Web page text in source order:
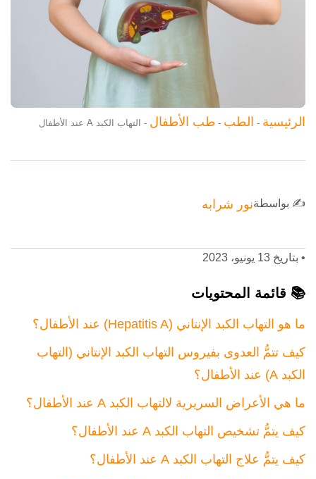
الرئيسية - الطب - طب الأطفال - التهاب الكبد A عند الأطفال
✍️ بواسطةنور شرابه
• بتاريخ 13 يونيو، 2023
📚 قائمة المحتويات
ما هو التهاب الكبد الإنتاني (Hepatitis A) عند الأطفال؟
كيف تتمُّ العدوى بفيروس التهاب الكبد الإنتاني (التهاب
الكبد A) عند الأطفال؟
ما هي الأعراض السريرية لالتهاب الكبد A عند الأطفال؟
كيف يتمُّ تشخيص التهاب الكبد A عند الأطفال؟
كيف يتمُّ علاج التهاب الكبد A عند الأطفال؟